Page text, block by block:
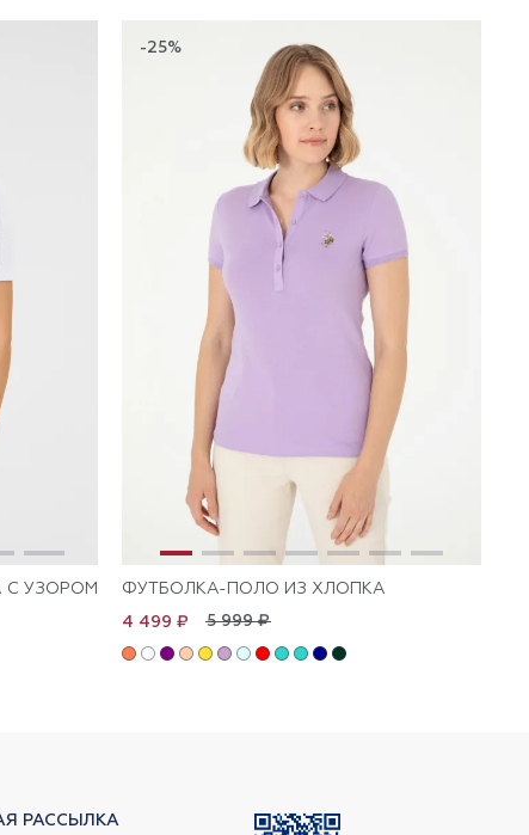
С УЗОРОМ
-25%
ФУТБОЛКА-ПОЛО ИЗ ХЛОПКА
5 999 ₽
4 499 ₽
РАССЫЛКА